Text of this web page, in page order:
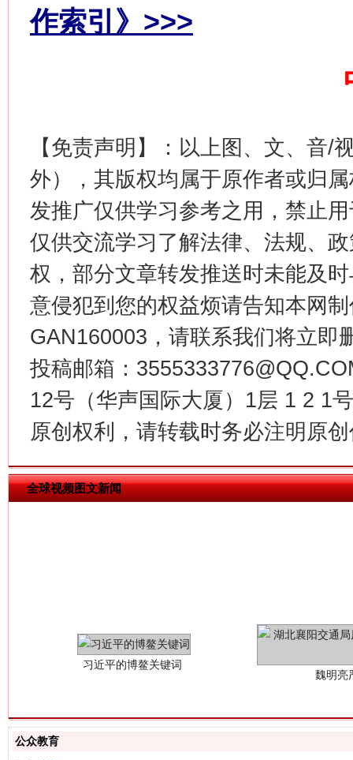
作索引》>>>
【免责声明】：以上图、文、音/
外），其版权均属于原作者或归
发推广仅供学习参考之用，禁止
仅供交流学习了解法律、法规、
权，部分文章转发推送时未能及
意侵犯到您的权益烦请告知本网
GAN160003，请联系我们将立即
投稿邮箱：
12号（华声国际大厦）1层 1 2 1
原创权利，请转载时务必注明原
全球视频图文新闻
这是一记警钟！ 谢
在谋一域中谋全局
今
公众教育